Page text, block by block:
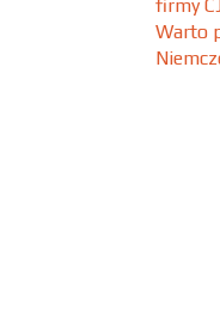
firmy
Warto